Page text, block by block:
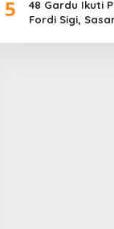
5
48 Gardu Ikuti
Fordi Sigi,